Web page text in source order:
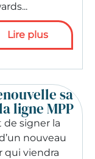
Lire plus
sa
ligne MPP
de signer la
nouveau
qui viendra